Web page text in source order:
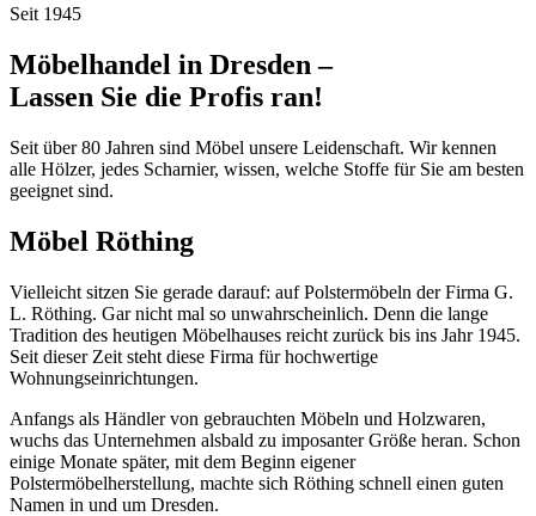
Seit 1945
Möbelhandel in Dresden –
Lassen Sie die Profis ran!
Seit über 80 Jahren sind Möbel unsere Leidenschaft. Wir kennen
alle Hölzer, jedes Scharnier, wissen, welche Stoffe für Sie am besten
geeignet sind.
Möbel Röthing
Vielleicht sitzen Sie gerade darauf: auf Polstermöbeln der Firma G.
L. Röthing. Gar nicht mal so unwahrscheinlich. Denn die lange
Tradition des heutigen Möbelhauses reicht zurück bis ins Jahr 1945.
Seit dieser Zeit steht diese Firma für hochwertige
Wohnungseinrichtungen.
Anfangs als Händler von gebrauchten Möbeln und Holzwaren,
wuchs das Unternehmen alsbald zu imposanter Größe heran. Schon
einige Monate später, mit dem Beginn eigener
Polstermöbelherstellung, machte sich Röthing schnell einen guten
Namen in und um Dresden.